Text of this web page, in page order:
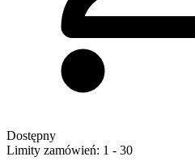
Dostępny
Limity zamówień: 1 - 30